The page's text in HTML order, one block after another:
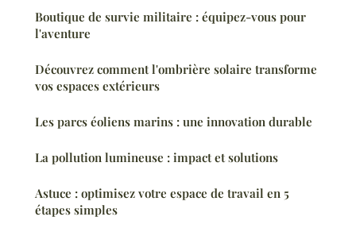
Boutique de survie militaire : équipez-vous pour
l'aventure
Découvrez comment l'ombrière solaire transforme
vos espaces extérieurs
Les parcs éoliens marins : une innovation durable
La pollution lumineuse : impact et solutions
Astuce : optimisez votre espace de travail en 5
étapes simples